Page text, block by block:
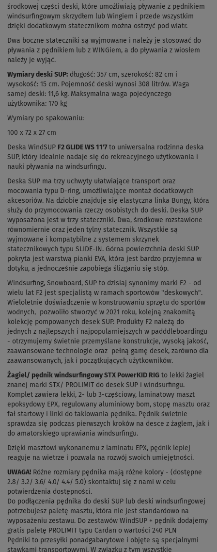
środkowej części deski, które umożliwiają pływanie z pędnikiem
windsurfingowym skrzydłem lub Wingiem i przede wszystkim
dzięki dodatkowym statecznikom można ostrzyć pod wiatr.
Dwa boczne stateczniki są wyjmowane i należy je stosować do
pływania z pędnikiem lub z WINGiem, a do pływania z wiosłem
należy je wyjąć.
Wymiary deski SUP: długość: 357 cm, szerokość: 82 cm i
wysokość: 15 cm. Pojemność deski wynosi 308 litrów. Waga
samej deski: 11,6 kg. Maksymalna waga pojedynczego
użytkownika: 170 kg
Wymiary po spakowaniu:
100 x 72 x 27 cm
Deska WindSUP F2 GLIDE WS 11'7 to uniwersalna rodzinna deska
SUP, który idealnie nadaje się do rekreacyjnego użytkowania i
nauki pływania na windsurfingu.
Deska SUP ma trzy uchwyty ułatwiające transport oraz
mocowania typu D-ring, umożliwiające montaż dodatkowych
akcesoriów. Na dziobie znajduje się elastyczna linka Bungy, która
służy do przymocowania rzeczy osobistych do deski. Deska SUP
wyposażona jest w trzy stateczniki. Dwa, środkowe rozstawione
równomiernie oraz jeden tylny statecznik. Wszystkie są
wyjmowane i kompatybilne z systemem skrzynek
statecznikowych typu SLIDE-IN. Górna powierzchnia deski SUP
pokryta jest warstwą pianki EVA, która jest bardzo przyjemna w
dotyku, a jednocześnie zapobiega ślizganiu się stóp.
Windsurfing, Snowboard, SUP to dzisiaj synonimy marki F2 - od
wielu lat F2 jest specjalistą w ramach sportowów "deskowych".
Wieloletnie doświadczenie w konstruowaniu sprzętu do sportów
wodnych, pozwoliło stworzyć w 2021 roku, kolejną znakomitą
kolekcję pompowanych desek SUP. Produkty F2 należą do
jednych z najlepszych i najpopularniejszych w padddleboardingu
- otrzymujemy świetnie przemyślane konstrukcje, wysoką jakość,
zaawansowane technologie oraz pełną gamę desek, zarówno dla
zaawansowanych, jak i początkujących użytkowników.
Żagiel/ pędnik windsurfingowy STX PowerKID RIG to lekki żagiel
znanej marki STX/ PROLIMIT do desek SUP i windsurfingu.
Komplet zawiera lekki, 2- lub 3-częściowy, laminatowy maszt
epoksydowy EPX, regulowany aluminiowy bom, stopę masztu oraz
fał startowy i linki do taklowania pędnika. Pędnik świetnie
sprawdza się podczas pierwszych kroków na desce z żaglem, jak i
do amatorskiego uprawiania windsurfingu.
Dzięki masztowi wykonanemu z laminatu EPX, pędnik lepiej
reaguje na wietrze i pozwala na rozwój swoich umiejętności.
UWAGA! Różne rozmiary pędnika mają różne kolory - (dostępne
2.8/ 3.2/ 3.6/ 4.0/ 4.4/ 5.0) skontaktuj się z nami w celu
potwierdzenia dostępności.
Do podłączenia pędnika do deski SUP lub deski windsurfingowej
potrzebujesz paletę masztu, która nie jest standardowo na
wyposażeniu zestawu. Do zestawów WindSUP + pędnik dodajemy
gratis paletę PROLIMIT typu Cardan o wartości 240 PLN
Pędniki to przesyłki ponadgabarytowe i objęte są specjalnymi
stawkami transportowymi. W związku z tym wszystkie